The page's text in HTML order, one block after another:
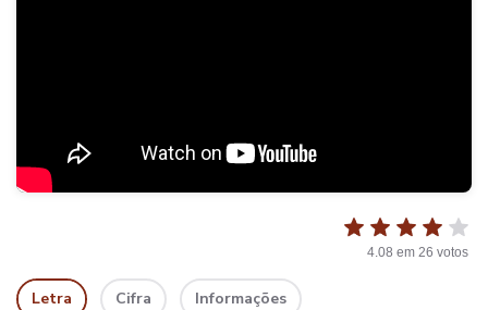
4.08 em 26 votos
Letra Cifra Informações